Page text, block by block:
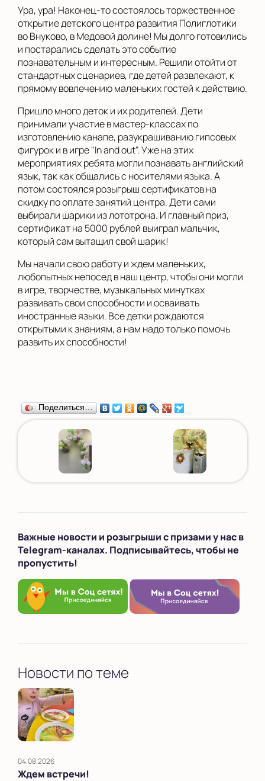
Ура, ура! Наконец-то состоялось торжественное
открытие детского центра развития Полиглотики
во Внуково, в Медовой долине! Мы долго готовились
и постарались сделать это событие
познавательным и интересным. Решили отойти от
стандартных сценариев, где детей развлекают, к
прямому вовлечению маленьких гостей к действию.
Пришло много деток и их родителей. Дети
принимали участие в мастер-классах по
изготовлению канапе, разукрашиванию гипсовых
фигурок и в игре "In and out". Уже на этих
мероприятиях ребята могли познавать английский
язык, так как общались с носителями языка. А
потом состоялся розыгрыш сертификатов на
скидку по оплате занятий центра. Дети сами
выбирали шарики из лототрона. И главный приз,
сертификат на 5000 рублей выиграл мальчик,
который сам вытащил свой шарик!
Мы начали свою работу и ждем маленьких,
любопытных непосед в наш центр, чтобы они могли
в игре, творчестве, музыкальных минутках
развивать свои способности и осваивать
иностранные языки. Все детки рождаются
открытыми к знаниям, а нам надо только помочь
развить их способности!
Поделиться…
Важные новости и розыгрыши с призами у нас в
Telegram-каналах. Подписывайтесь, чтобы не
пропустить!
Новости по теме
04.08.2026
Ждем встречи!